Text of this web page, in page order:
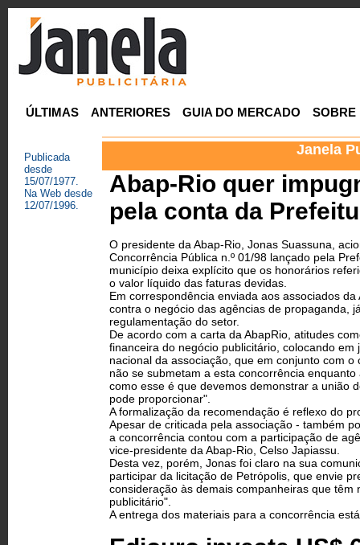
ÚLTIMAS ANTERIORES GUIA DO MERCADO SOBRE
Publicada
desde
15/07/1977.
Na Web desde
12/07/1996.
Janela
Abap-Rio quer
pela conta da
O presidente da Abap-Rio, Jonas Suassuna,
Concorrência Pública n.º 01/98 lançado pela
município deixa explícito que os honorários
o valor líquido das faturas devidas.
Em correspondência enviada aos associados
contra o negócio das agências de propaganda,
regulamentação do setor.
De acordo com a carta da Abap­Rio, atitudes
financeira do negócio publicitário, colocando
nacional da associação, que em conjunto com
não se submetam a esta concorrência
como esse é que devemos demonstrar a união
pode proporcionar".
A formalização da recomendação é reflexo do
Apesar de criticada pela associação - também
a concorrência contou com a participação de
vice-presidente da Abap-Rio, Celso Japiassu.
Desta vez, porém, Jonas foi claro na sua
participar da licitação de Petrópolis, que envie
consideração às demais companheiras que
publicitário".
A entrega dos materiais para a concorrência